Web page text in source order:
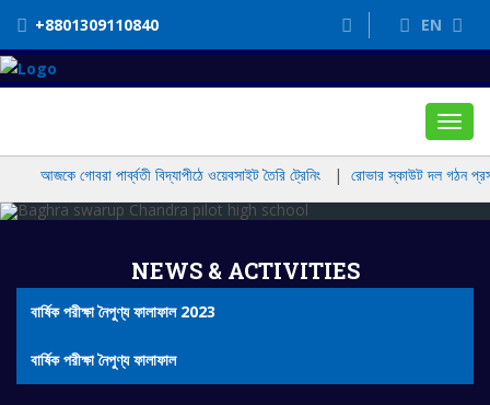
+8801309110840 EN
আজকে গোবরা পার্ব্বতী বিদ্যাপীঠে ওয়েবসাইট তৈরি ট্রেনিং |রোভার স্কাউট দল গঠন প্রসঙ্গে
NEWS & ACTIVITIES
বার্ষিক পরীক্ষা নৈপুণ্য ফালাফাল 2023
বার্ষিক পরীক্ষা নৈপুণ্য ফালাফাল